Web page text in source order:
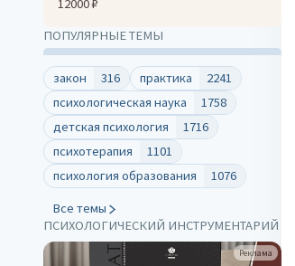
12000 ₽
ПОПУЛЯРНЫЕ ТЕМЫ
закон 316 практика
2241
психологическая наука
1758
детская психология
1716
психотерапия
1101
психология образования
1076
Все темы
ПСИХОЛОГИЧЕСКИЙ ИНСТРУМЕНТАРИЙ
Реклама